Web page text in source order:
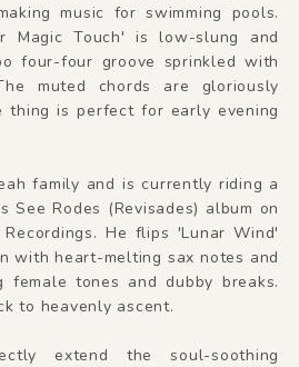
music for swimming pools.
Magic Touch' is low-slung and
four-four groove sprinkled with
muted chords are gloriously
thing is perfect for early evening
family and is currently riding a
See Rodes (Revisades) album on
He flips 'Lunar Wind'
with heart-melting sax notes and
female tones and dubby breaks.
to heavenly ascent.
extend the soul-soothing